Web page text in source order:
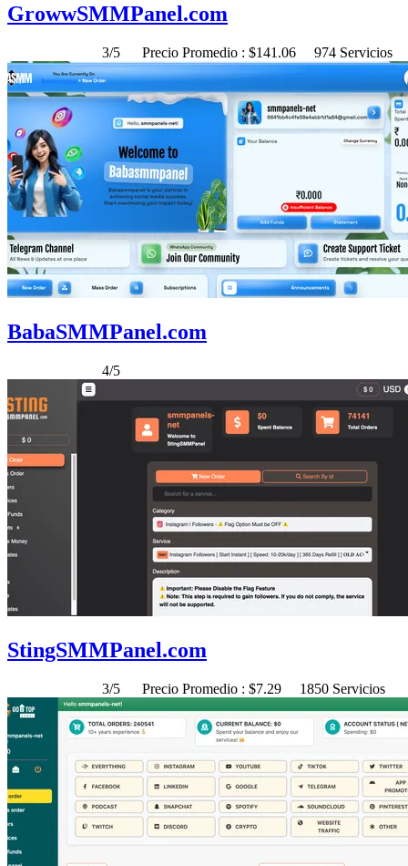
GrowwSMMPanel.com
3/5 Precio Promedio : $141.06 974 Servicios
BabaSMMPanel.com
4/5
StingSMMPanel.com
3/5 Precio Promedio : $7.29 1850 Servicios